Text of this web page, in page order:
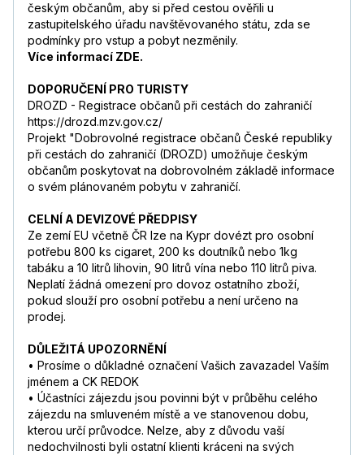
českým občanům, aby si před cestou ověřili u
zastupitelského úřadu navštěvovaného státu, zda se
podmínky pro vstup a pobyt nezměnily.
Více informací ZDE.
DOPORUČENÍ PRO TURISTY
DROZD - Registrace občanů při cestách do zahraničí
https://drozd.mzv.gov.cz/
Projekt "Dobrovolné registrace občanů České republiky
při cestách do zahraničí (DROZD) umožňuje českým
občanům poskytovat na dobrovolném základě informace
o svém plánovaném pobytu v zahraničí.
CELNÍ A DEVIZOVÉ PŘEDPISY
Ze zemí EU včetně ČR lze na Kypr dovézt pro osobní
potřebu 800 ks cigaret, 200 ks doutníků nebo 1kg
tabáku a 10 litrů lihovin, 90 litrů vína nebo 110 litrů piva.
Neplatí žádná omezení pro dovoz ostatního zboží,
pokud slouží pro osobní potřebu a není určeno na
prodej.
DŮLEŽITÁ UPOZORNĚNÍ
• Prosíme o důkladné označení Vašich zavazadel Vaším
jménem a CK REDOK
• Účastníci zájezdu jsou povinni být v průběhu celého
zájezdu na smluveném místě a ve stanovenou dobu,
kterou určí průvodce. Nelze, aby z důvodu vaší
nedochvilnosti byli ostatní klienti kráceni na svých